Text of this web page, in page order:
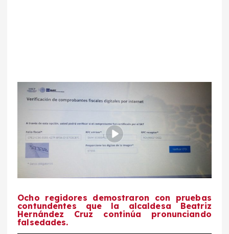
Ocho regidores demostraron con pruebas
contundentes que la alcaldesa Beatriz
Hernández Cruz continúa pronunciando
falsedades.